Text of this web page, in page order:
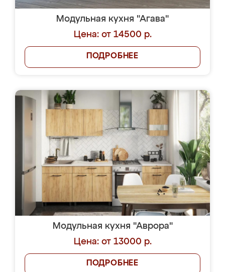
Модульная кухня "Агава"
Цена: от 14500 р.
ПОДРОБНЕЕ
Модульная кухня "Аврора"
Цена: от 13000 р.
ПОДРОБНЕЕ